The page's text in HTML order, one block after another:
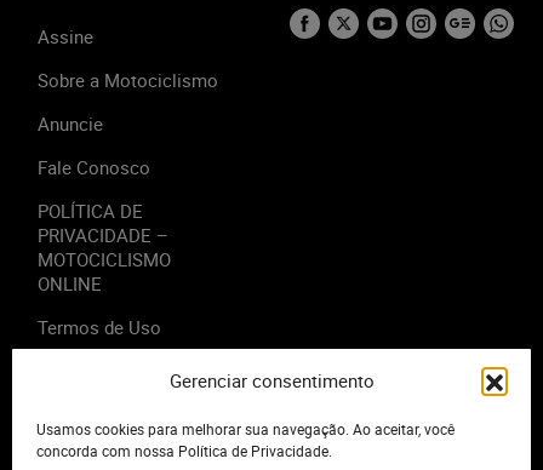
Gerenciar consentimento
Usamos cookies para melhorar sua navegação. Ao aceitar, você
concorda com nossa Política de Privacidade.
Assine
Sobre a Motociclismo
Anuncie
Fale Conosco
POLÍTICA DE
PRIVACIDADE –
MOTOCICLISMO
ONLINE
Termos de Uso
2023 - Editora Motor Midia. Todos os direitos reservados.